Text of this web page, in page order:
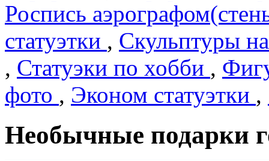
Роспись
статуэтки , Скульптуры
, Статуэки по хобби ,
фото , Эконом статуэтки ,
Необычные подарки